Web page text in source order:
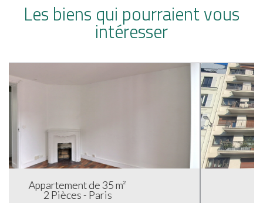
Les biens qui pourraient vous
intéresser
Appartement de 24 m²
1 pièce - Paris